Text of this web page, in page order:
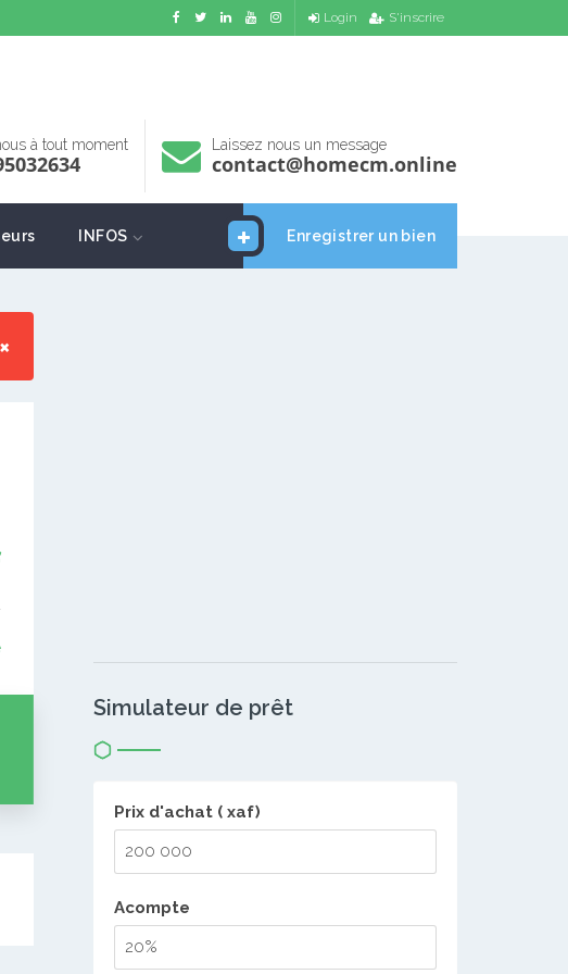
Login S'inscrire
à tout moment Laissez nous un message
contact@homecm.online
Enregistrer un bien
INFOS
×
Simulateur de prêt
Prix d'achat ( xaf)
Acompte